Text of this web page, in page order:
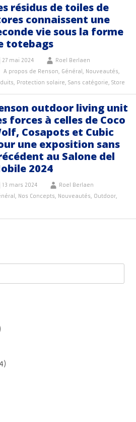
résidus de toiles de
connaissent une
vie sous la forme
totebags
27 mai 2024
Roel Berlaen
A propos de Renson, Général, Nouveautés,
, Protection solaire, Sans catégorie, Store
outdoor living unit
forces à celles de Coco
Cosapots et Cubic
une exposition sans
au Salone del
2024
13 mars 2024
Roel Berlaen
, Nos Concepts, Nouveautés, Outdoor,